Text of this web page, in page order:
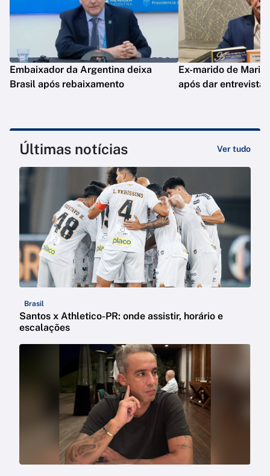
Embaixador da Argentina deixa
Brasil após rebaixamento
Ex-marido de Maria
após dar entrevista
Últimas notícias Ver tudo
Brasil
Santos x Athletico-PR: onde assistir, horário e
escalações